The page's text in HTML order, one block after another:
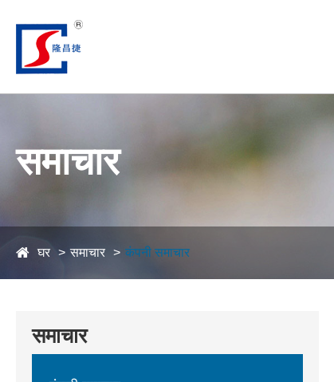
समाचार
घर समाचार कंपनी समाचार
समाचार